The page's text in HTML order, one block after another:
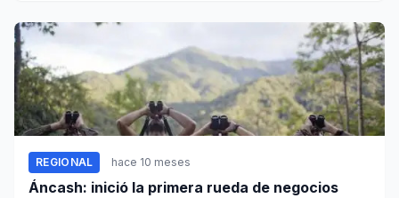
REGIONAL hace 10 meses
Áncash: inició la primera rueda de negocios